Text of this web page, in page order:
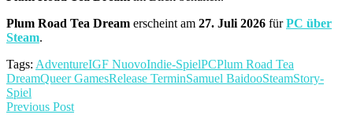
Plum Road Tea Dream erscheint am 27. Juli 2026 fürPC über
Steam.
Tags: AdventureIGF NuovoIndie-SpielPCPlum Road Tea
DreamQueer GamesRelease TerminSamuel BaidooSteamStory-
Spiel
Previous Post